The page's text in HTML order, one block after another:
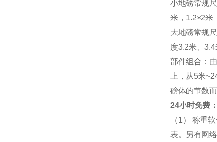
小地磅常规
米，1.2×2米
大地磅常规
度3.2米、
部件组合：
上，从5米
磅体的节数
24小时免费
（1） 称重
表。另有网